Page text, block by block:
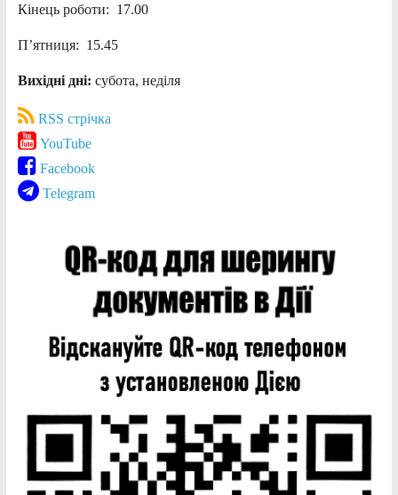
Кінець роботи: 17.00
П’ятниця: 15.45
Вихідні дні: субота, неділя
RSS стрічка
YouTube
Facebook
Telegram